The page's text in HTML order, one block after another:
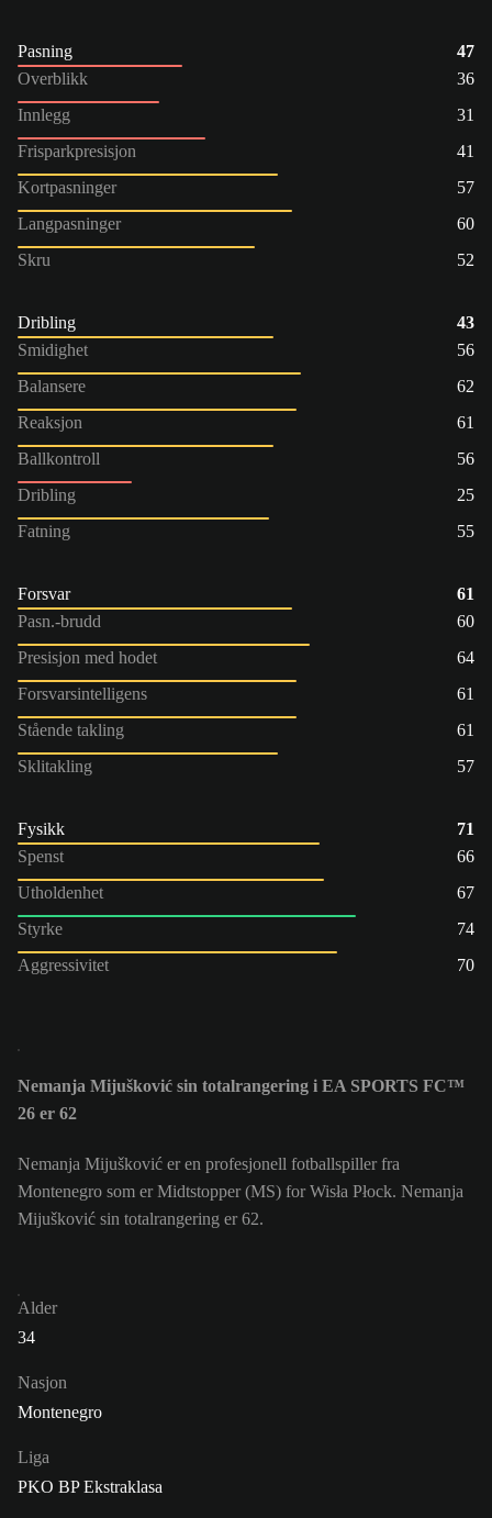
Pasning
47
Overblikk
36
Innlegg
31
Frisparkpresisjon
41
Kortpasninger
57
Langpasninger
60
Skru
52
Dribling
43
Smidighet
56
Balansere
62
Reaksjon
61
Ballkontroll
56
Dribling
25
Fatning
55
Forsvar
61
Pasn.-brudd
60
Presisjon med hodet
64
Forsvarsintelligens
61
Stående takling
61
Sklitakling
57
Fysikk
71
Spenst
66
Utholdenhet
67
Styrke
74
Aggressivitet
70
Nemanja Mijušković sin totalrangering i EA SPORTS FC™
26 er 62
Nemanja Mijušković er en profesjonell fotballspiller fra
Montenegro som er Midtstopper (MS) for Wisła Płock. Nemanja
Mijušković sin totalrangering er 62.
Alder
34
Nasjon
Montenegro
Liga
PKO BP Ekstraklasa